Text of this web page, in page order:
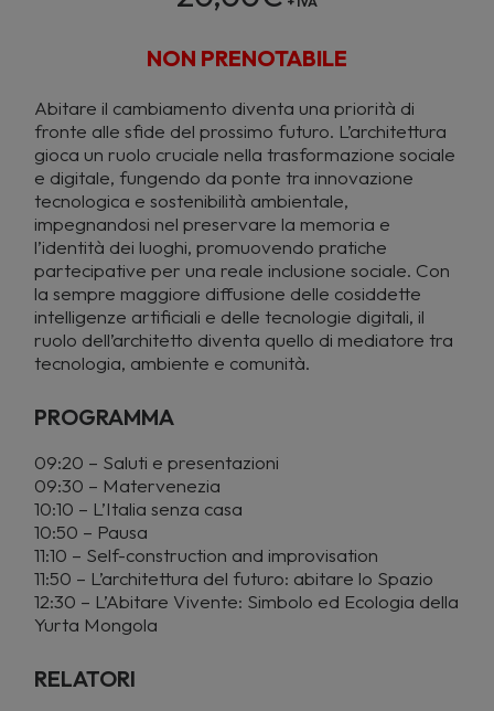
NON PRENOTABILE
Abitare il cambiamento diventa una priorità di
fronte alle sfide del prossimo futuro. L’architettura
gioca un ruolo cruciale nella trasformazione sociale
e digitale, fungendo da ponte tra innovazione
tecnologica e sostenibilità ambientale,
impegnandosi nel preservare la memoria e
l’identità dei luoghi, promuovendo pratiche
partecipative per una reale inclusione sociale. Con
la sempre maggiore diffusione delle cosiddette
intelligenze artificiali e delle tecnologie digitali, il
ruolo dell’architetto diventa quello di mediatore tra
tecnologia, ambiente e comunità.
PROGRAMMA
09:20 – Saluti e presentazioni
09:30 – Matervenezia
10:10 – L’Italia senza casa
10:50 – Pausa
11:10 – Self-construction and improvisation
11:50 – L’architettura del futuro: abitare lo Spazio
12:30 – L’Abitare Vivente: Simbolo ed Ecologia della
Yurta Mongola
RELATORI